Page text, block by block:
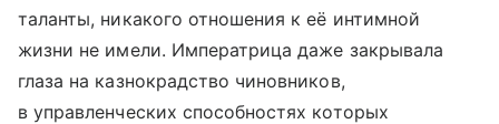
таланты, никакого отношения к её интимной
жизни не имели. Императрица даже закрывала
глаза на казнокрадство чиновников,
в управленческих способностях которых